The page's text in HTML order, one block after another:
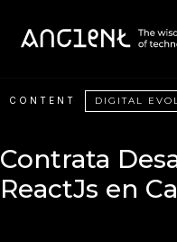
CONTENT DIGITAL
Contrata
ReactJs en